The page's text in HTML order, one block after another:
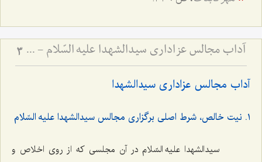
آداب مجالس عزاداری سیدالشهدا علیه السّلام - و دستورات بزرگان راجع به ماه‌های محرم و صفر 3
آداب مجالس عزاداری سیدالشهدا
١. نیت خالص، شرط اصلی برگزاری مجالس سیدالشهدا علیه السّلام
سیدالشهدا علیه السّلام در آن مجلسی که از روی اخلاص و